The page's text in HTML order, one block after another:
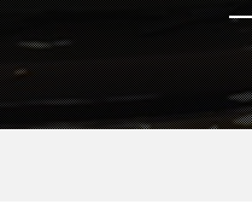
す
をする
る